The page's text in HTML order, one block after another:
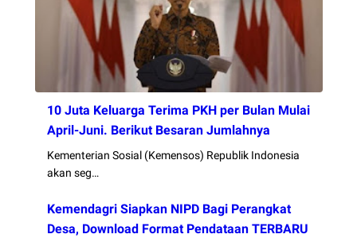
10 Juta Keluarga Terima PKH per Bulan Mulai
April-Juni. Berikut Besaran Jumlahnya
Kementerian Sosial (Kemensos) Republik Indonesia
akan seg…
Kemendagri Siapkan NIPD Bagi Perangkat
Desa, Download Format Pendataan TERBARU